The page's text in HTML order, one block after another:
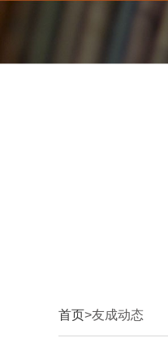
首页>友成动态